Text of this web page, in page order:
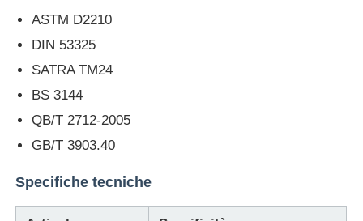
Macchina per test di impatto
Macchina di prova dell'abrasione
apparecchiatura di collaudo di gomma
ASTM D2210
DIN 53325
SATRA TM24
BS 3144
QB/T 2712-2005
GB/T 3903.40
Specifiche tecniche